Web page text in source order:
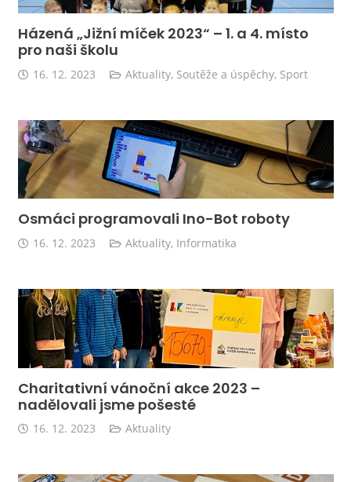
Házená „Jižní míček 2023“ – 1. a 4. místo
pro naši školu
16. 12. 2023 Aktuality, Soutěže a úspěchy, Sport
Osmáci programovali Ino-Bot roboty
16. 12. 2023 Aktuality, Informatika
Charitativní vánoční akce 2023 –
nadělovali jsme pošesté
16. 12. 2023 Aktuality